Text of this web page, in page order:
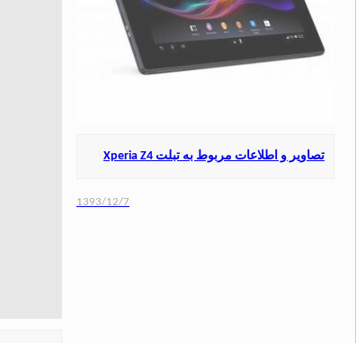
تصاویر و اطلاعات مربوط به تبلت Xperia Z4
1393/12/7